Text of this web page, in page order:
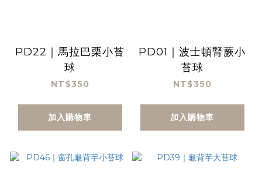
PD22｜馬拉巴栗小苔
球
NT$350
加入購物車
PD01｜波士頓腎蕨小
苔球
NT$350
加入購物車